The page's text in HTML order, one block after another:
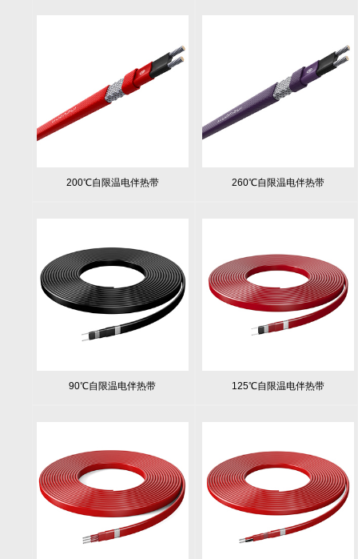
200℃自限温电伴热带 260℃自限温电伴热带
90℃自限温电伴热带 125℃自限温电伴热带